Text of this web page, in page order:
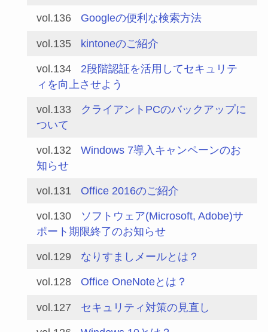
vol.136 Googleの便利な検索方法
vol.135 kintoneのご紹介
vol.134
2段階認証を活用してセキュリテ
ィを向上させよう
vol.133
クライアントPCのバックアップに
ついて
vol.132
Windows 7導入キャンペーンのお
知らせ
vol.131 Office 2016のご紹介
vol.130
ソフトウェア(Microsoft, Adobe)サ
ポート期限終了のお知らせ
vol.129 なりすましメールとは？
vol.128 Office OneNoteとは？
vol.127 セキュリティ対策の見直し